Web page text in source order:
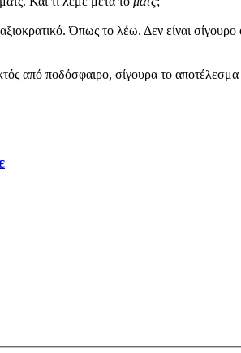
Όπως το λέω. Δεν είναι σίγουρο
από ποδόσφαιρο, σίγουρα το αποτέλεσμα